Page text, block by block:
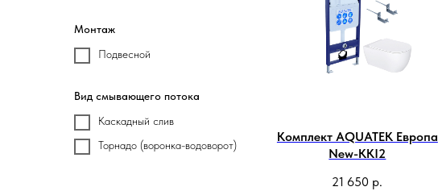
Монтаж
Подвесной
Вид смывающего потока
Каскадный слив
Торнадо (воронка-водоворот)
Комплект AQUATEK Европа
New-KKI2
21 650 р.